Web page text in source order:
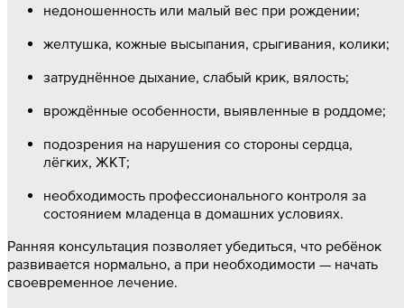
недоношенность или малый вес при рождении;
желтушка, кожные высыпания, срыгивания, колики;
затруднённое дыхание, слабый крик, вялость;
врождённые особенности, выявленные в роддоме;
подозрения на нарушения со стороны сердца,
лёгких, ЖКТ;
необходимость профессионального контроля за
состоянием младенца в домашних условиях.
Ранняя консультация позволяет убедиться, что ребёнок
развивается нормально, а при необходимости — начать
своевременное лечение.